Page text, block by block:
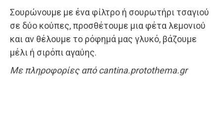
Σουρώνουμε με ένα φίλτρο ή σουρωτήρι τσαγιού
σε δύο κούπες, προσθέτουμε μια φέτα λεμονιού
και αν θέλουμε το ρόφημά μας γλυκό, βάζουμε
μέλι ή σιρόπι αγαύης.
Με πληροφορίες από cantina.protothema.gr